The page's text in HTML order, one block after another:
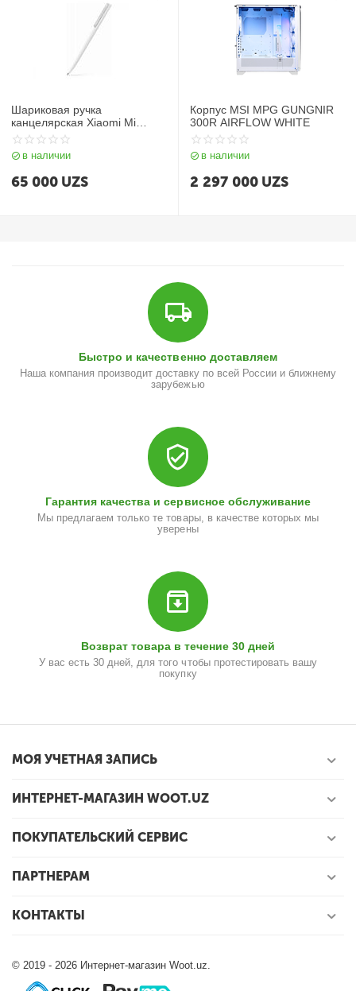
Шариковая ручка
канцелярская Xiaomi Mi
Aluminum Rollerball Pen White
в наличии
65 000 UZS
Корпус MSI MPG GUNGNIR
300R AIRFLOW WHITE
в наличии
2 297 000 UZS
Быстро и качественно доставляем
Наша компания производит доставку по всей России и ближнему
зарубежью
Гарантия качества и сервисное обслуживание
Мы предлагаем только те товары, в качестве которых мы
уверены
Возврат товара в течение 30 дней
У вас есть 30 дней, для того чтобы протестировать вашу
покупку
МОЯ УЧЕТНАЯ ЗАПИСЬ
ИНТЕРНЕТ-МАГАЗИН WOOT.UZ
ПОКУПАТЕЛЬСКИЙ СЕРВИС
ПАРТНЕРАМ
КОНТАКТЫ
© 2019 - 2026 Интернет-магазин Woot.uz.